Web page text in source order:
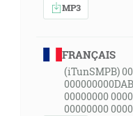
MP3
FRANÇAIS
(iTunSMPB)
00000000
00000000